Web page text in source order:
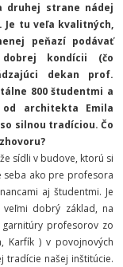
strane nádej
Je tu veľa kvalitných,
peňazí podávať
kondícii (čo
dekan prof.
800 študentmi a
architekta Emila
silnou tradíciou. Čo
sídli v budove, ktorú si
seba ako pre profesora
aj študentmi. Je
dobrý základ, na
profesorov zo
Karfík ) v povojnových
tradície našej inštitúcie.